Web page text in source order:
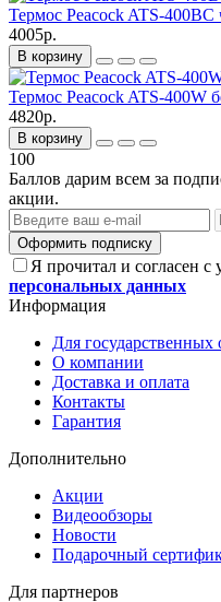
Термос Peacock ATS-400BC
4005р.
В корзину
Термос Peacock ATS-400W
4820р.
В корзину
100
Баллов дарим всем за
акции.
Оформить подписку
Я прочитал и согласен с
персональных данных
Информация
Для государственных
О компании
Доставка и оплата
Контакты
Гарантия
Дополнительно
Акции
Видеообзоры
Новости
Подарочный
Для партнеров